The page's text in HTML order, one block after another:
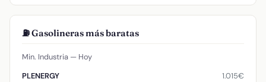
⛽ Gasolineras más baratas
Min. Industria — Hoy
PLENERGY
1.015€